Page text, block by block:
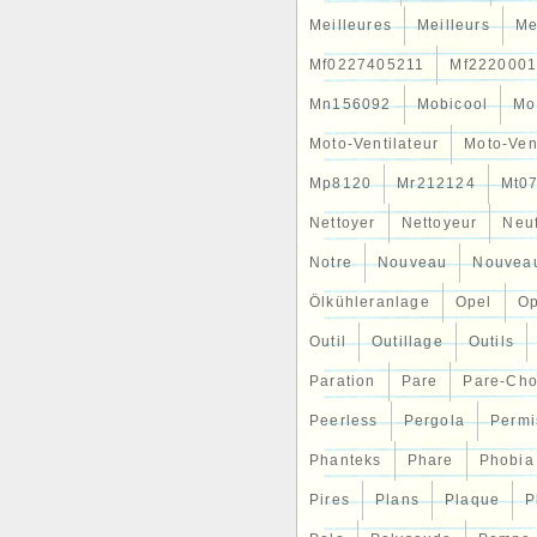
Meilleures Meilleurs
Mf0227405211
Mn156092 Mobicool
Moto-Ventilateur Moto-
Mp8120 Mr212124
Nettoyer Nettoyeur
Notre Nouveau
Ölkühleranlage Opel
Outil Outillage Outils
Paration Pare Pare-
Peerless Pergola
Phanteks Phare Phobia
Pires Plans Plaque